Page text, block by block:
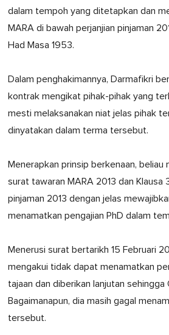
dalam tempoh yang ditetapkan dan
MARA di bawah perjanjian pinjaman
Had Masa 1953.
Dalam penghakimannya, Darmafikri
kontrak mengikat pihak-pihak yang
mesti melaksanakan niat jelas pihak
dinyatakan dalam terma tersebut.
Menerapkan prinsip berkenaan, beliau
surat tawaran MARA 2013 dan Klausa
pinjaman 2013 dengan jelas
menamatkan pengajian PhD dalam
Menerusi surat bertarikh 15 Februari
mengakui tidak dapat menamatkan
tajaan dan diberikan lanjutan sehingga
Bagaimanapun, dia masih gagal
tersebut.